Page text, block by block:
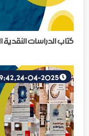
كتاب الدراسات